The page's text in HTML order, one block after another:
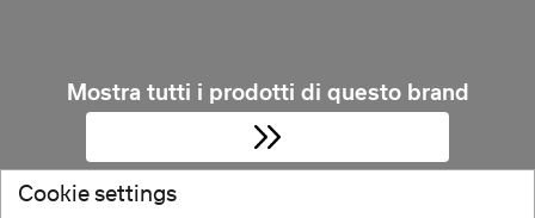
Mostra tutti i prodotti di questo brand
Cookie settings